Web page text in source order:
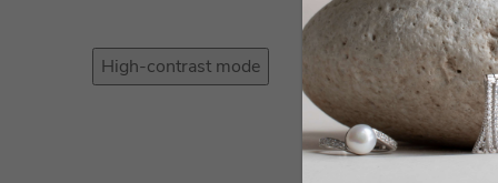
High-contrast mode